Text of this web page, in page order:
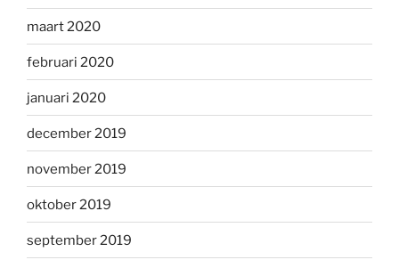
maart 2020
februari 2020
januari 2020
december 2019
november 2019
oktober 2019
september 2019